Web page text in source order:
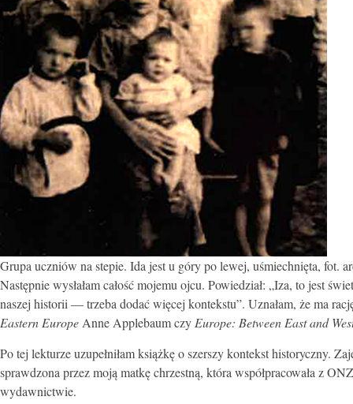
Grupa uczniów na stepie. Ida jest u góry po lewej, uśmiechnięta, fot.
Następnie wysłałam całość mojemu ojcu. Powiedział: „Iza, to jest
naszej historii — trzeba dodać więcej kontekstu”. Uznałam, że ma
Eastern EuropeAnne Applebaum czyEurope: Between East and
Po tej lekturze uzupełniłam książkę o szerszy kontekst historyczny.
sprawdzona przez moją matkę chrzestną, która współpracowała z
wydawnictwie.